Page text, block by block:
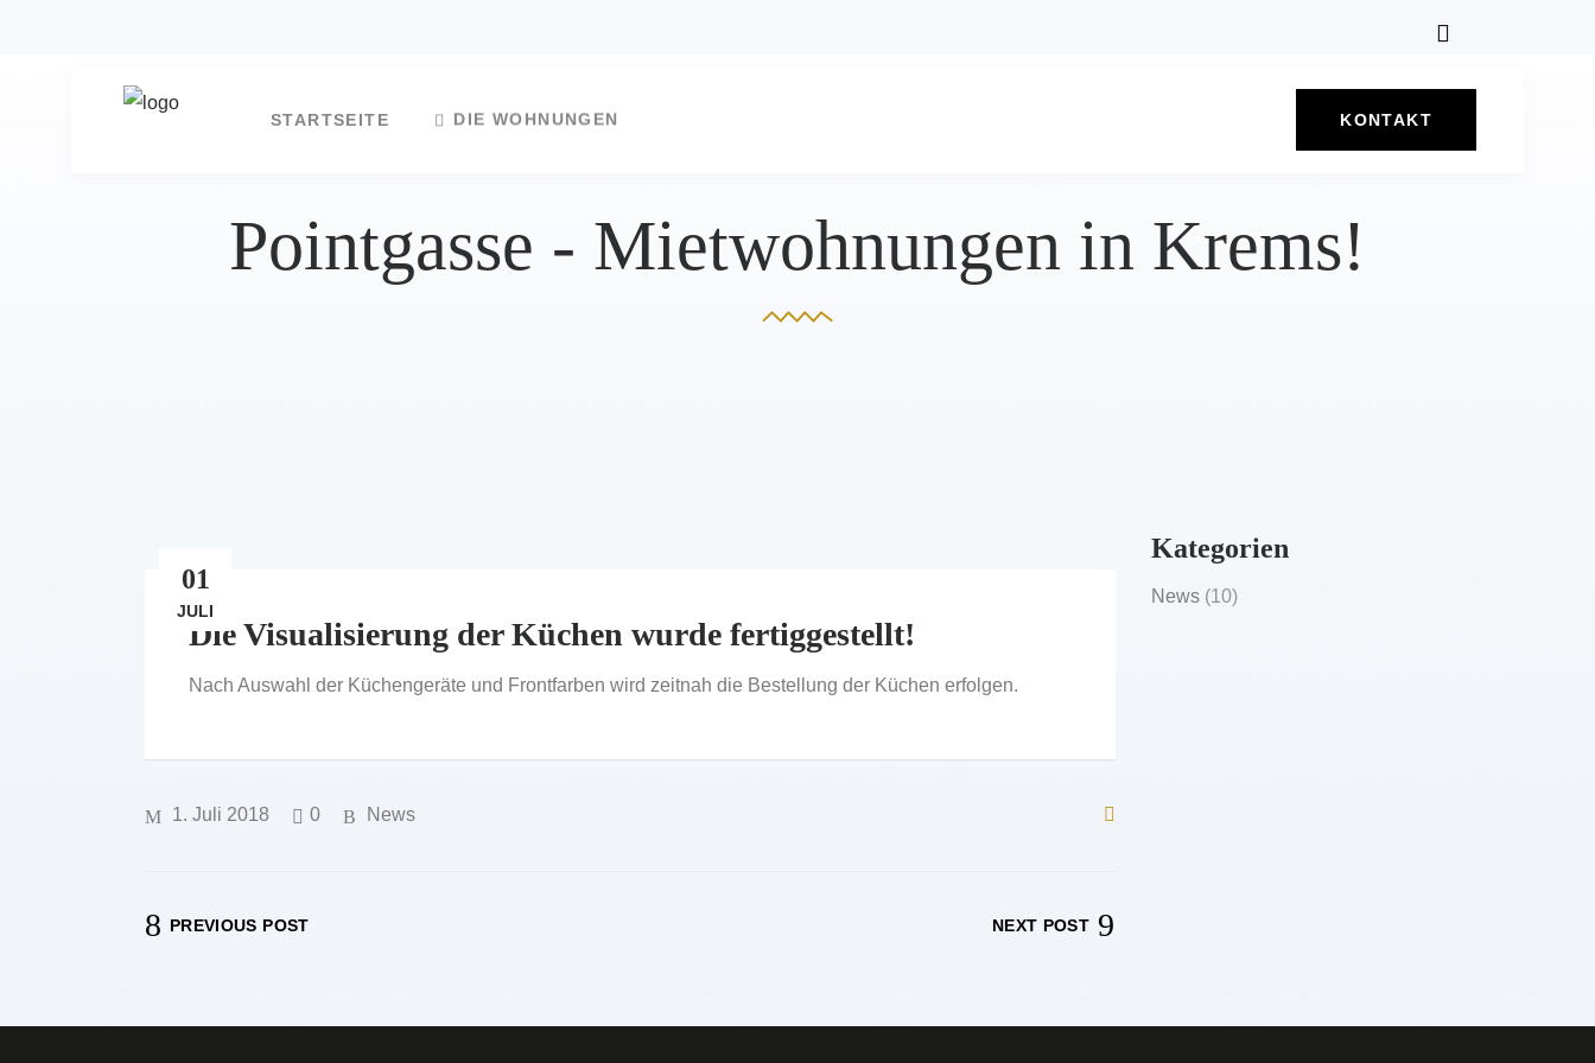
STARTSEITE DIE WOHNUNGEN KONTAKT
Pointgasse - Mietwohnungen in Krems!
01
JULI
Die Visualisierung der Küchen wurde fertiggestellt!
Nach Auswahl der Küchengeräte und Frontfarben wird zeitnah die Bestellung der Küchen erfolgen.
1. Juli 2018 0 News
PREVIOUS POST NEXT POST
Kategorien
News(10)